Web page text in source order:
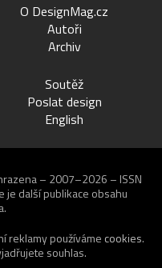
O DesignMag.cz
Autoři
Archiv
Soutěž
Poslat design
English
– 2007–2026 – ISSN
je další publikace obsahu
reklamy používáme cookies.
souhlas.